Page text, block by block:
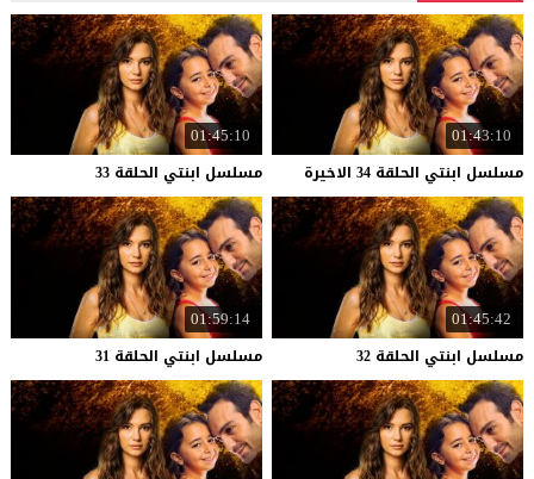
01:43:10
مسلسل ابنتي الحلقة 34 الاخيرة
01:45:10
مسلسل ابنتي الحلقة 33
01:45:42
مسلسل ابنتي الحلقة 32
01:59:14
مسلسل ابنتي الحلقة 31